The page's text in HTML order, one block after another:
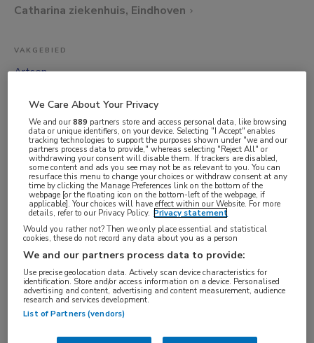
Catharina ziekenhuis, Eindhoven
VAKGEBIED
Artsen
ANIOS
BRANCHE
Ziekenhuis
AANSTELLING
Vaste aanstelling
PLAATSINGSDATUM
7 november 2025
NIVEAU
WO
ERVARING
Starter
We Care About Your Privacy
We and our889 partners store and access personal data, like browsing
data or unique identifiers, on your device. Selecting "I Accept" enables
tracking technologies to support the purposes shown under "we and our
partners process data to provide," whereas selecting "Reject All" or
withdrawing your consent will disable them. If trackers are disabled,
some content and ads you see may not be as relevant to you. You can
resurface this menu to change your choices or withdraw consent at any
time by clicking the Manage Preferences link on the bottom of the
webpage [or the floating icon on the bottom-left of the webpage, if
applicable]. Your choices will have effect within our Website. For more
details, refer to our Privacy Policy. Privacy statement
Would you rather not? Then we only place essential and statistical
cookies, these do not record any data about you as a person
We and our partners process data to provide:
Use precise geolocation data. Actively scan device characteristics for
identification. Store and/or access information on a device. Personalised
advertising and content, advertising and content measurement, audience
research and services development.
List of Partners (vendors)